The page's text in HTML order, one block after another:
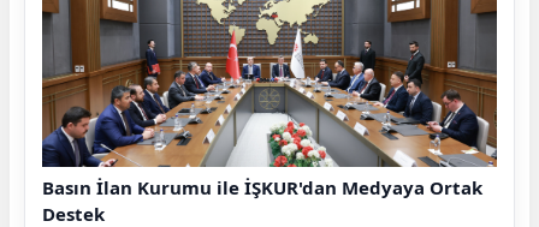
Basın İlan Kurumu ile İŞKUR'dan Medyaya Ortak
Destek